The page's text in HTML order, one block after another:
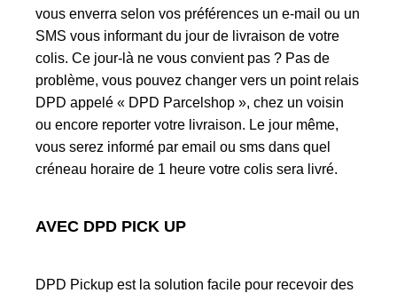
vous enverra selon vos préférences un e-mail ou un
SMS vous informant du jour de livraison de votre
colis. Ce jour-là ne vous convient pas ? Pas de
problème, vous pouvez changer vers un point relais
DPD appelé « DPD Parcelshop », chez un voisin
ou encore reporter votre livraison. Le jour même,
vous serez informé par email ou sms dans quel
créneau horaire de 1 heure votre colis sera livré.
AVEC DPD PICK UP
DPD Pickup est la solution facile pour recevoir des